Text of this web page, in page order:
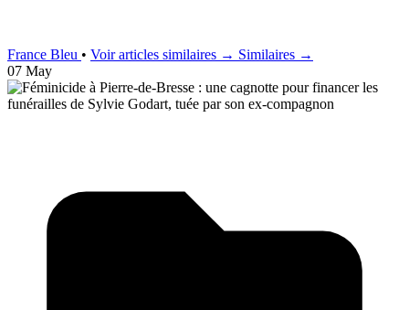
France Bleu • Voir articles similaires → Similaires →
07 May